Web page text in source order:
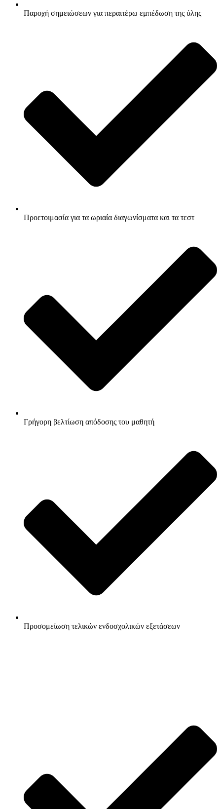
Παροχή σημειώσεων για περαιτέρω εμπέδωση της ύλης
Προετοιμασία για τα ωριαία διαγωνίσματα και τα τεστ
Γρήγορη βελτίωση απόδοσης του μαθητή
Προσομείωση τελικών ενδοσχολικών εξετάσεων